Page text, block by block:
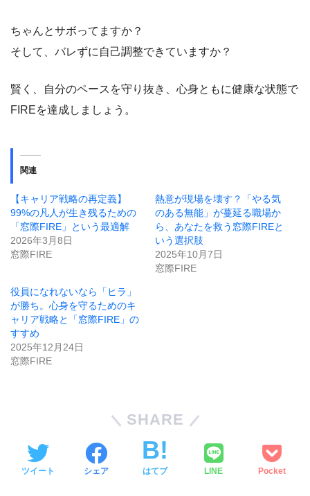
ちゃんとサボってますか？
そして、バレずに自己調整できていますか？
賢く、自分のペースを守り抜き、心身ともに健康な状態で
FIREを達成しましょう。
関連
【キャリア戦略の再定義】
99%の凡人が生き残るための
「窓際FIRE」という最適解
2026年3月8日
窓際FIRE
熱意が現場を壊す？「やる気
のある無能」が蔓延る職場か
ら、あなたを救う窓際FIREと
いう選択肢
2025年10月7日
窓際FIRE
役員になれないなら「ヒラ」
が勝ち。心身を守るためのキ
ャリア戦略と「窓際FIRE」の
すすめ
2025年12月24日
窓際FIRE
SHARE
ツイート シェア はてブ LINE Pocket